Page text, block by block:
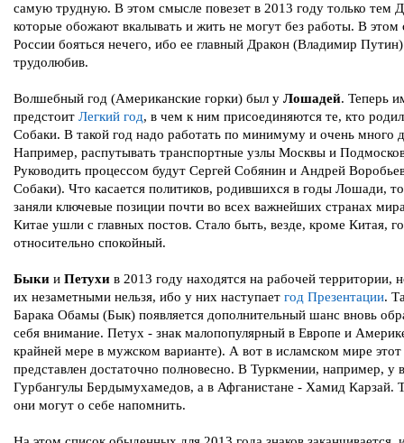
самую трудную. В этом смысле повезет в 2013 году только тем
которые обожают вкалывать и жить не могут без работы. В этом
России бояться нечего, ибо ее главный Дракон (Владимир
трудолюбив.
Волшебный год (Американские горки) был у Лошадей. Теперь
предстоит Легкий год, в чем к ним присоединяются те, кто
Собаки. В такой год надо работать по минимуму и очень много
Например, распутывать транспортные узлы Москвы и
Руководить процессом будут Сергей Собянин и Андрей
Собаки). Что касается политиков, родившихся в годы Лошади,
заняли ключевые позиции почти во всех важнейших странах
Китае ушли с главных постов. Стало быть, везде, кроме Китая,
относительно спокойный.
Быки и Петухи в 2013 году находятся на рабочей территории,
их незаметными нельзя, ибо у них наступает год Презентации.
Барака Обамы (Бык) появляется дополнительный шанс вновь
себя внимание. Петух - знак малопопулярный в Европе и
крайней мере в мужском варианте). А вот в исламском мире этот
представлен достаточно полновесно. В Туркмении, например, у
Гурбангулы Бердымухамедов, а в Афганистане - Хамид Карзай.
они могут о себе напомнить.